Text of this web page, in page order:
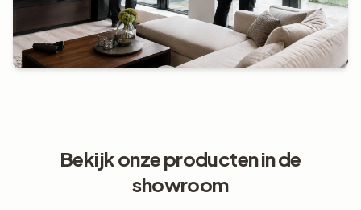
Bekijk onze producten in de
showroom